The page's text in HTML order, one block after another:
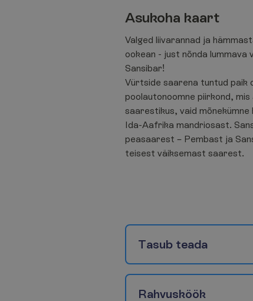
Asukoha kaart
Valged liivarannad ja
ookean - just nõnda
Sansibar!
Vürtside saarena tuntud paik
poolautonoomne piirkond, mis
saarestikus, vaid mõnekümne
Ida-Aafrika mandriosast.
peasaarest – Pembast ja
teisest väiksemast saarest.
Tasub teada
Rahvusköök